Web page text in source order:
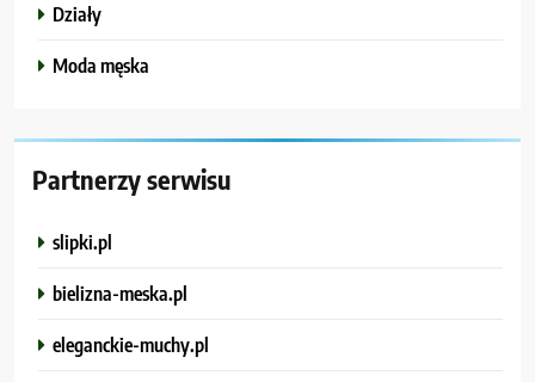
Działy
Moda męska
Partnerzy serwisu
slipki.pl
bielizna-meska.pl
eleganckie-muchy.pl